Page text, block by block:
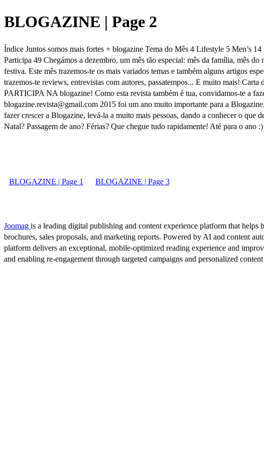
BLOGAZINE | Page 2
Índice Juntos somos mais fortes + blogazine Tema do Mês 4 Lifestyle 5 Men’s
Participa 49 Chegámos a dezembro, um mês tão especial: mês da família, mês
festiva. Este mês trazemos-te os mais variados temas e também alguns artigos
trazemos-te reviews, entrevistas com autores, passatempos... E muito mais!
PARTICIPA NA blogazine! Como esta revista também é tua, convidamos-te a
blogazine.revista@gmail.com 2015 foi um ano muito importante para a
fazer crescer a Blogazine, levá-la a muito mais pessoas, dando a conhecer o
Natal? Passagem de ano? Férias? Que chegue tudo rapidamente! Até para o
BLOGAZINE | Page 1 BLOGAZINE | Page 3
Joomag is a leading digital publishing and content experience platform that
brochures, sales proposals, and marketing reports. Powered by AI and content
platform delivers an exceptional, mobile-optimized reading experience and
and enabling re-engagement through targeted campaigns and personalized